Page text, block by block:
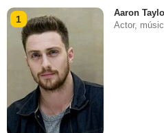
1
Aaron
Actor,